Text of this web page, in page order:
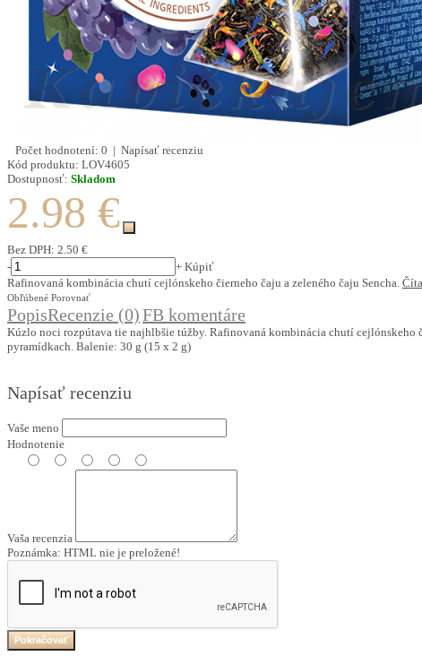
Počet hodnotení: 0 | Napísať recenziu
Kód produktu: LOV4605
Dostupnosť: Skladom
2.98 €
Bez DPH: 2.50 €
-
+ Kúpiť
Rafinovaná kombinácia chutí cejlónskeho čierneho čaju a zeleného čaju Sencha.
Obľúbené Porovnať
PopisRecenzie (0)FB komentáre
Kúzlo noci rozpútava tie najhlbšie túžby. Rafinovaná kombinácia chutí
pyramídkach. Balenie: 30 g (15 x 2 g)
Napísať recenziu
Vaše meno
Hodnotenie
Vaša recenzia
Poznámka: HTML nie je preložené!
Pokračovať